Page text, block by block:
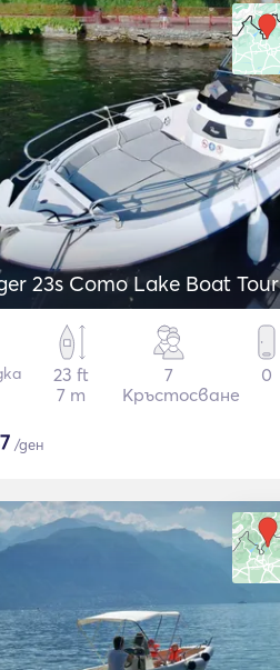
23s Como Lake Boat Tour
23 ft
7 m
7
Кръстосване
0
/ден